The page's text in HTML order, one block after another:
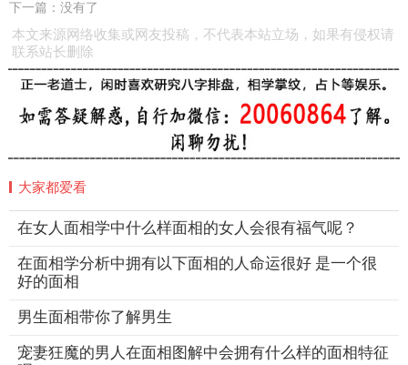
下一篇：没有了
本文来源网络收集或网友投稿，不代表本站立场，如果有侵权请
联系站长删除
大家都爱看
在女人面相学中什么样面相的女人会很有福气呢？
在面相学分析中拥有以下面相的人命运很好 是一个很
好的面相
男生面相带你了解男生
宠妻狂魔的男人在面相图解中会拥有什么样的面相特征